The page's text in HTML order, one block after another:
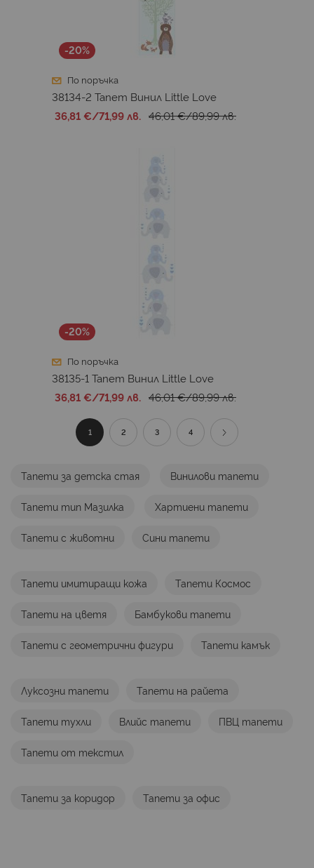
-20%
По поръчка
38134-2 Тапет Винил Little Love
36,81 €/71,99 лв. 46,01 €/89,99 лв.
-20%
По поръчка
38135-1 Тапет Винил Little Love
36,81 €/71,99 лв. 46,01 €/89,99 лв.
Страница
В
страница
1 Страница
2 Страница
3 Страница
4 Страница
Продължи
Тапети за детска стая Винилови тапети
Тапети тип Мазилка Хартиени тапети
Тапети с животни Сини тапети
Тапети имитиращи кожа Тапети Космос
Тапети на цветя Бамбукови тапети
Тапети с геометрични фигури Тапети камък
Луксозни тапети Тапети на райета
Тапети тухли Влийс тапети ПВЦ тапети
Тапети от текстил
Тапети за коридор Тапети за офис